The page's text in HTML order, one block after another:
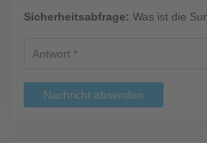
Sicherheitsabfrage: Was ist die
Nachricht absenden